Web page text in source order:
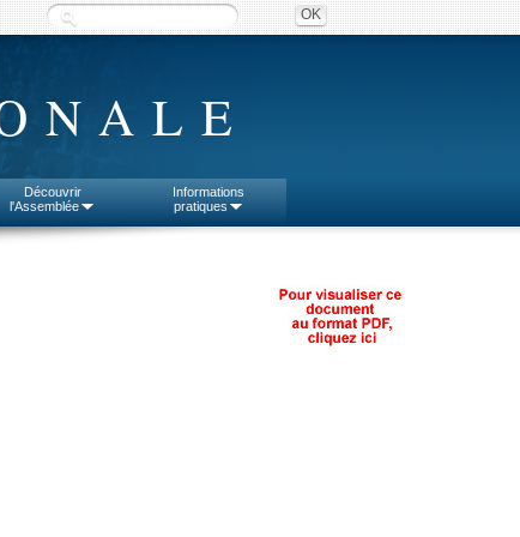
Découvrir
l'Assemblée
Informations
pratiques